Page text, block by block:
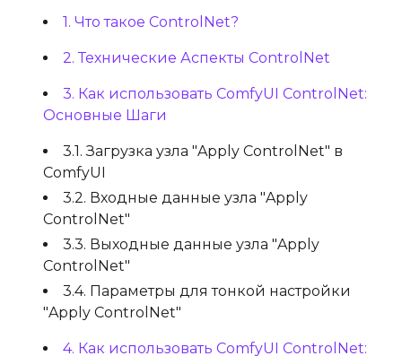
1. Что такое ControlNet?
2. Технические Аспекты ControlNet
3. Как использовать ComfyUI ControlNet:
Основные Шаги
3.1. Загрузка узла "Apply ControlNet" в
ComfyUI
3.2. Входные данные узла "Apply
ControlNet"
3.3. Выходные данные узла "Apply
ControlNet"
3.4. Параметры для тонкой настройки
"Apply ControlNet"
4. Как использовать ComfyUI ControlNet: